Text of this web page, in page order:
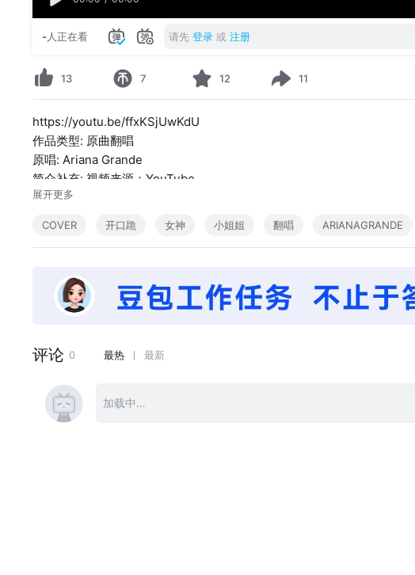
-人正在看 请先 登录 或 注册
13 7 12 11
https://youtu.be/ffxKSjUwKdU
作品类型: 原曲翻唱
原唱: Ariana Grande
简介补充: 视频来源：YouTube
P1：https://youtu.be/ffxKSjUwKdU
P2：https://youtu.be/yJBMtkLtKHE
展开更多
COVER 开口跪 女神 小姐姐 翻唱 ARIANAGRANDE